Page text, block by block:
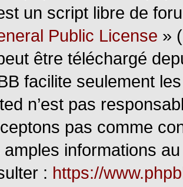
un script libre de
Public License »
être téléchargé
facilite seulement
n’est pas
pas comme
amples informations
: https://